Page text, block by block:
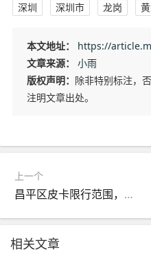
深圳
深圳市 龙岗
本文地址：
https://
文章来源：
小雨
版权声明： 除非特别标注，
注明文章出处。
上一个
昌平区皮卡限行范围，昌平区皮卡限行规定
相关文章